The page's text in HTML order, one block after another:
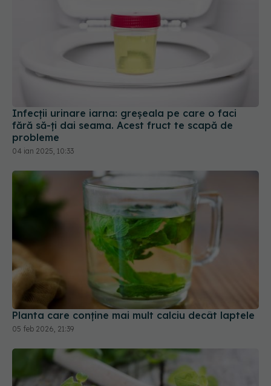
Infecții urinare iarna: greșeala pe care o faci
fără să-ți dai seama. Acest fruct te scapă de
probleme
04 ian 2025, 10:33
Planta care conține mai mult calciu decât laptele
05 feb 2026, 21:39